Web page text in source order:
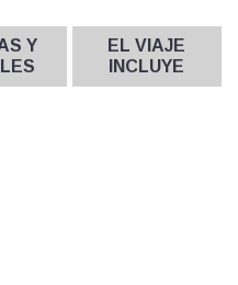
Y
EL VIAJE
INCLUYE